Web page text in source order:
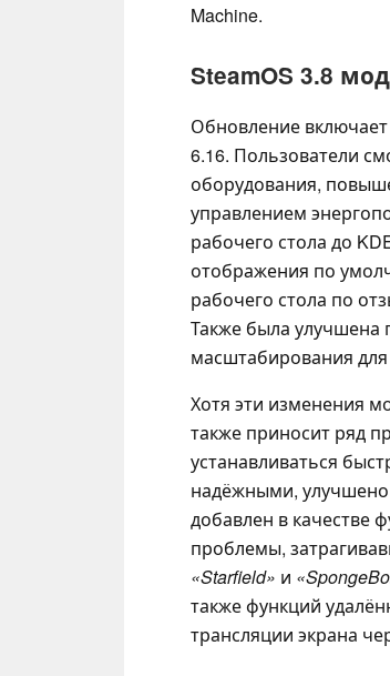
Machine.
SteamOS 3.8
Обновление
6.16. Пользователи
оборудования,
управлением
рабочего стола до
отображения по
рабочего стола по
Также была улучшена
масштабирования
Хотя эти изменения
также приносит ряд
устанавливаться
надёжными, улучшено
добавлен в качестве
проблемы,
«Starfield» и
также функций
трансляции экрана